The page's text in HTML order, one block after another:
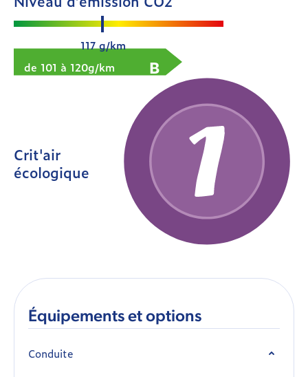
117 g/km
de 101 à 120g/km
B
Crit'air
écologique
Équipements et options
Conduite